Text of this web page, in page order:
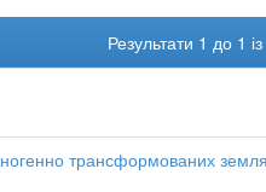
Результати 1 до 1 із
трансформованих